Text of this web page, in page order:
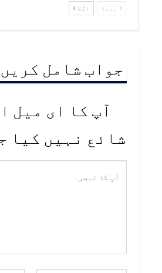
پچھلا اگلا
جواب شامل کریں
آپ کا ای میل
شائع نہیں کیا